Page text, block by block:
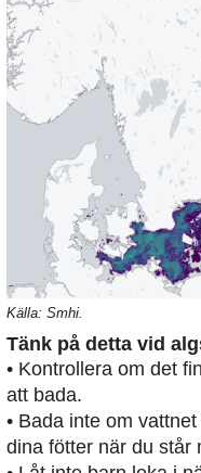
Källa: Smhi.
Tänk på detta vid
• Kontrollera om det
att bada.
• Bada inte om
dina fötter när du står